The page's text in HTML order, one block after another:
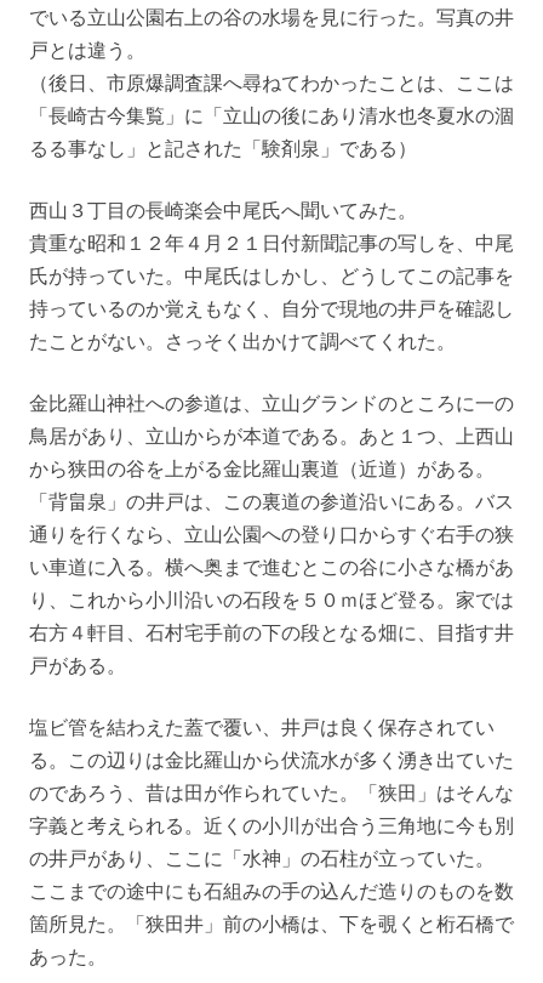
でいる立山公園右上の谷の水場を見に行った。写真の井
戸とは違う。
（後日、市原爆調査課へ尋ねてわかったことは、ここは
「長崎古今集覧」に「立山の後にあり清水也冬夏水の涸
るる事なし」と記された「験剤泉」である）
西山３丁目の長崎楽会中尾氏へ聞いてみた。
貴重な昭和１２年４月２１日付新聞記事の写しを、中尾
氏が持っていた。中尾氏はしかし、どうしてこの記事を
持っているのか覚えもなく、自分で現地の井戸を確認し
たことがない。さっそく出かけて調べてくれた。
金比羅山神社への参道は、立山グランドのところに一の
鳥居があり、立山からが本道である。あと１つ、上西山
から狭田の谷を上がる金比羅山裏道（近道）がある。
「背畠泉」の井戸は、この裏道の参道沿いにある。バス
通りを行くなら、立山公園への登り口からすぐ右手の狭
い車道に入る。横へ奥まで進むとこの谷に小さな橋があ
り、これから小川沿いの石段を５０ｍほど登る。家では
右方４軒目、石村宅手前の下の段となる畑に、目指す井
戸がある。
塩ビ管を結わえた蓋で覆い、井戸は良く保存されてい
る。この辺りは金比羅山から伏流水が多く湧き出ていた
のであろう、昔は田が作られていた。「狭田」はそんな
字義と考えられる。近くの小川が出合う三角地に今も別
の井戸があり、ここに「水神」の石柱が立っていた。
ここまでの途中にも石組みの手の込んだ造りのものを数
箇所見た。「狭田井」前の小橋は、下を覗くと桁石橋で
あった。